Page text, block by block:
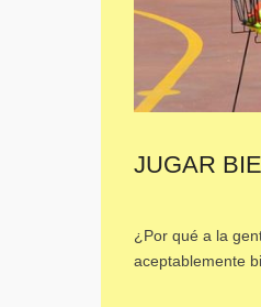
JUGAR
¿Por qué a la
aceptablemente